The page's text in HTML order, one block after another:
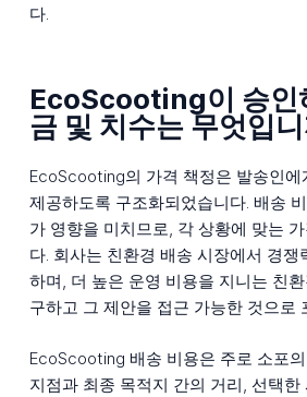
다.
EcoScooting이 승인
금 및 치수는 무엇입
EcoScooting의 가격 책정은 발송인에
제공하도록 구조화되었습니다. 배송
가 영향을 미치므로, 각 상황에 맞는
다. 회사는 친환경 배송 시장에서 경쟁
하며, 더 높은 운영 비용을 지니는 친
구하고 그 제안을 접근 가능한 것으로
EcoScooting 배송 비용은 주로 소포
지점과 최종 목적지 간의 거리, 선택한